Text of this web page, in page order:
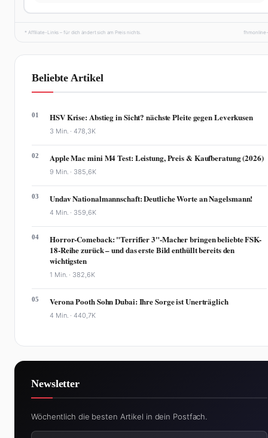
* Affiliate-Links – für dich ändert sich am Preis nichts.
Beliebte Artikel
01 HSV Krise: Abstieg in Sicht? nächste Pleite gegen Leverkusen
3 Min. ·478,3K
02 Apple Mac mini M4 Test: Leistung, Preis & Kaufberatung (2026)
9 Min. · 385,6K
03 Undav Nationalmannschaft: Deutliche Worte an Nagelsmann!
4 Min. · 359,6K
04
Horror-Comeback: "Terrifier 3"-Macher bringen beliebte FSK-
18-Reihe zurück – und das erste Bild enthüllt bereits den
wichtigsten
1 Min. · 382,6K
05 Verona Pooth Sohn Dubai: Ihre Sorge ist Unerträglich
4 Min. ·440,7K
Newsletter
Wöchentlich die besten Artikel in dein Postfach.